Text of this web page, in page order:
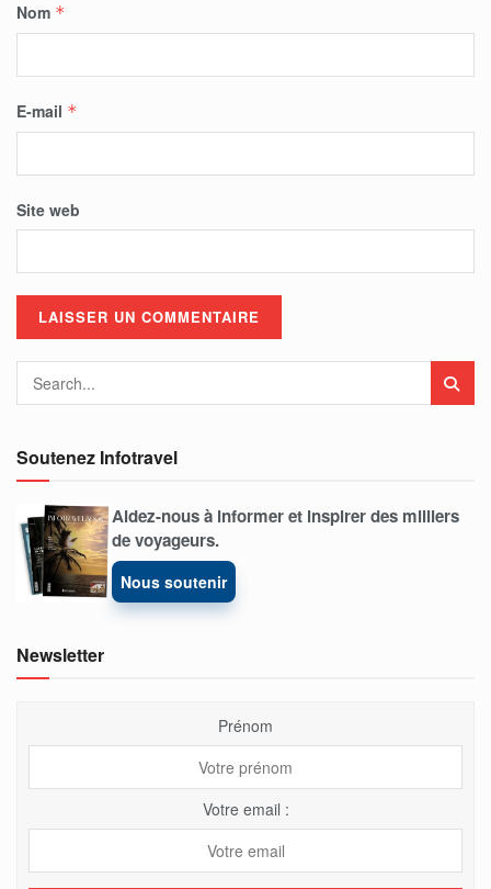
Nom *
E-mail *
Site web
Soutenez Infotravel
Aidez-nous à informer et inspirer des milliers
de voyageurs.
Nous soutenir
Newsletter
Prénom
Votre email :